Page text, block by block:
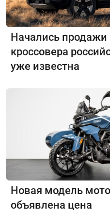
Начались продажи
кроссовера
уже известна
Новая модель
объявлена цена